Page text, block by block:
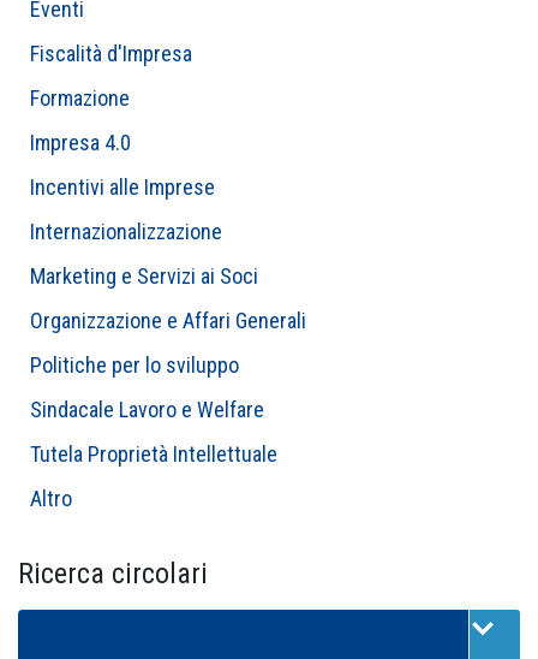
Eventi
Fiscalità d'Impresa
Formazione
Impresa 4.0
Incentivi alle Imprese
Internazionalizzazione
Marketing e Servizi ai Soci
Organizzazione e Affari Generali
Politiche per lo sviluppo
Sindacale Lavoro e Welfare
Tutela Proprietà Intellettuale
Altro
Ricerca circolari